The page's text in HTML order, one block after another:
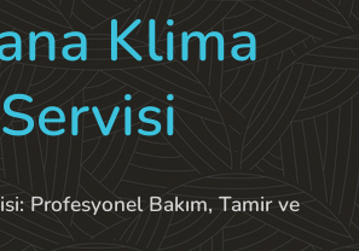
Klima
Servisi
Profesyonel Bakım, Tamir ve